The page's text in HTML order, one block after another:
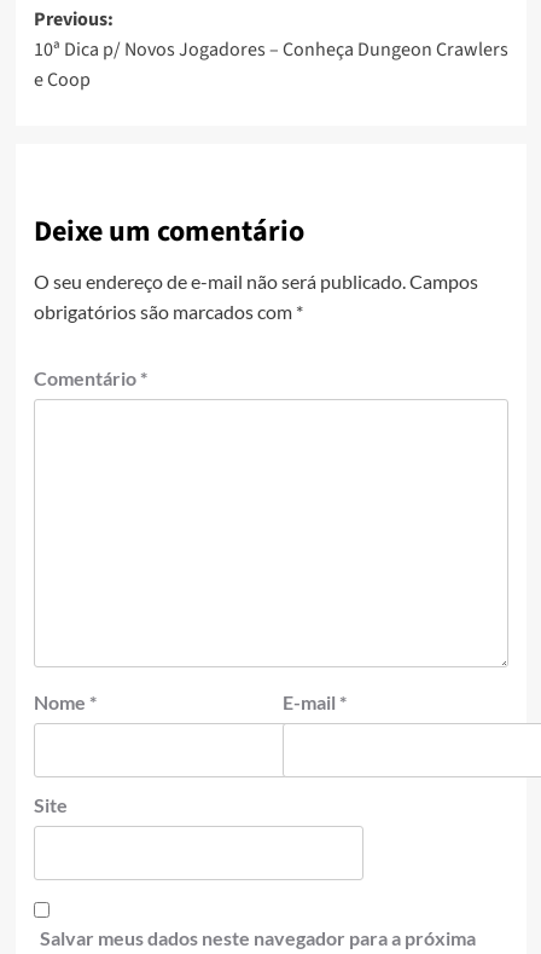
Previous:
10ª Dica p/ Novos Jogadores – Conheça Dungeon Crawlers
e Coop
Deixe um comentário
O seu endereço de e-mail não será publicado. Campos
obrigatórios são marcados com *
Comentário *
Nome * E-mail *
Site
Salvar meus dados neste navegador para a próxima